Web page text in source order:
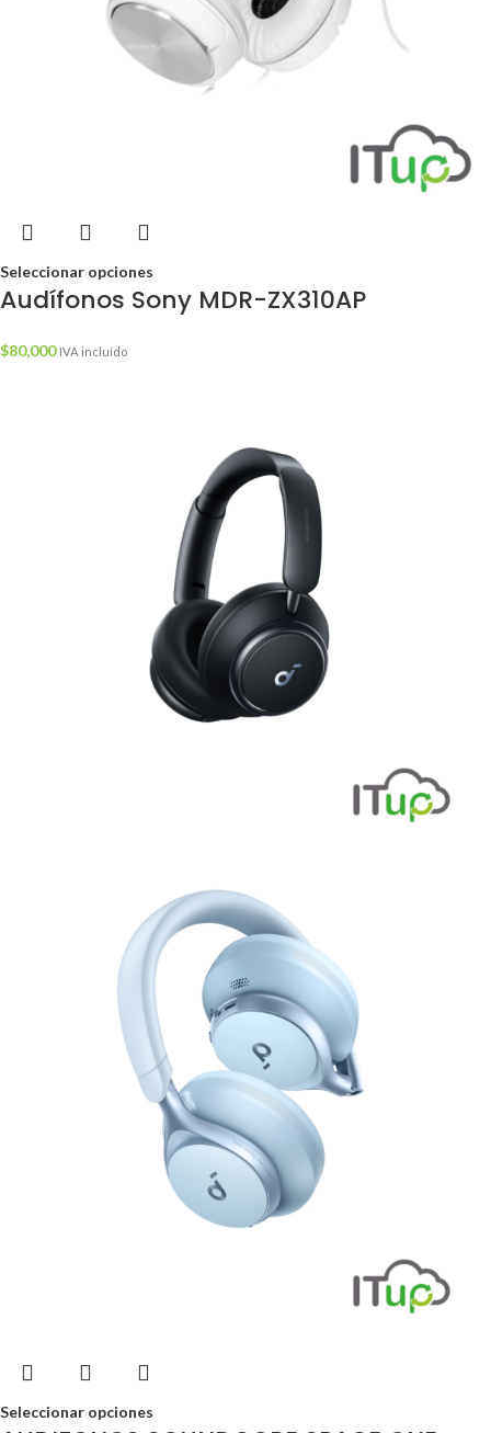
Seleccionar opciones
Audífonos Sony MDR-ZX310AP
$80,000 IVA incluído
Seleccionar opciones